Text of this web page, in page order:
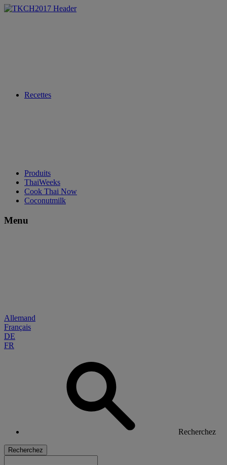
Recettes
Produits
ThaiWeeks
Cook Thai Now
Coconutmilk
Menu
Allemand
Français
DE
FR
Recherchez
Recherchez